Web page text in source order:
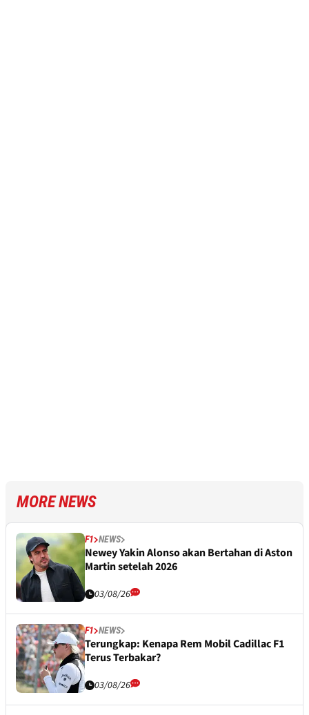
MORE NEWS
F1 NEWS
Newey Yakin Alonso akan Bertahan di Aston
Martin setelah 2026
03/08/26
F1 NEWS
Terungkap: Kenapa Rem Mobil Cadillac F1
Terus Terbakar?
03/08/26